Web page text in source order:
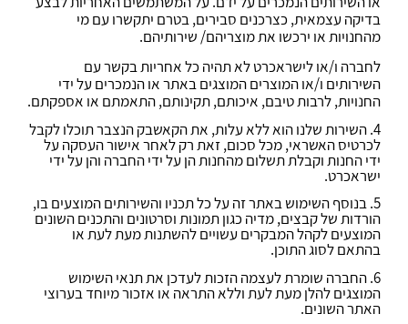
בדיקה עצמאית, כצרכנים סבירים, בטרם יתקשרו עם מי
מהחנויות או ירכשו את מוצריהם/ שירותיהם.
לחברה ו/או לישראכרט לא תהיה כל אחריות בקשר עם
השירותים ו/או המוצרים המוצגים באתר או הנמכרים על ידי
החנויות, לרבות טיבם, איכותם, תקינותם, התאמתם או אספקתם.
4. השירות שלנו הוא ללא עלות, את הקאשבק הנצבר תוכלו לקבל
לכרטיס האשראי, מכל סכום, זאת רק לאחר אישור העסקה על
ידי החנות וקבלת תשלום מהחנות הן על ידי החברה והן על ידי
ישראכרט.
5. בנוסף השימוש באתר זה על כל תכניו והשירותים המוצעים בו,
הורדות של קבצים, מדיה כגון תמונות וסרטונים והתכנים השונים
המוצעים לקהל המבקרים עשויים להשתנות מעת לעת או
בהתאם לסוג התוכן.
6. החברה שומרת לעצמה הזכות לעדכן את תנאי השימוש
המוצגים להלן מעת לעת וללא התראה או אזכור מיוחד בערוצי
האתר השונים.